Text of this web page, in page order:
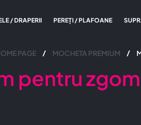
/ DRAPERII PEREȚI / PLAFOANE
PAGE MOCHETA PREMIUM
pentru